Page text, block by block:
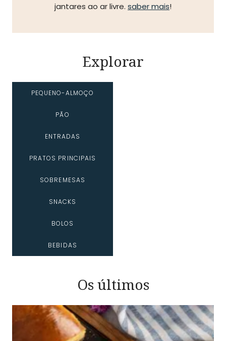
jantares ao ar livre. saber mais!
Explorar
PEQUENO-ALMOÇO
PÃO
ENTRADAS
PRATOS PRINCIPAIS
SOBREMESAS
SNACKS
BOLOS
BEBIDAS
Os últimos